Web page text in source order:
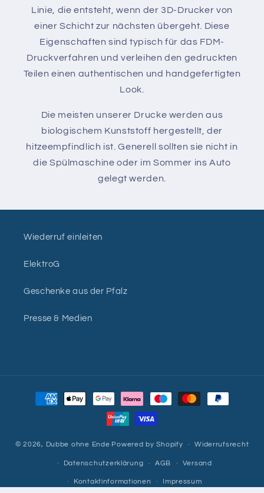
Linie, die entsteht, wenn der 3D-Drucker von
einer Schicht zur nächsten übergeht. Diese
Eigenschaften sind typisch für das FDM-
Druckverfahren und verleihen den gedruckten
Teilen einen authentischen und handgefertigten
Look.
Die meisten unserer Drucke werden aus
biologischem Kunststoff hergestellt, der
hitzeempfindlich ist. Generell sollten sie nicht in
die Spülmaschine oder im Sommer ins Auto
gelegt werden.
Wiederruf einleiten
ElektroG
Geschenke aus der Pfalz
Presse & Medien
Zahlungsmethoden
© 2026, Dubbe ohne Ende Powered by Shopify Widerrufsrecht
Datenschutzerklärung AGB Versand
Kontaktinformationen Impressum